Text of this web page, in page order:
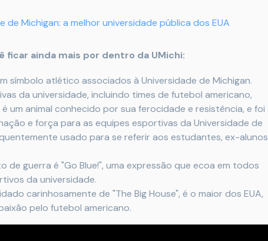
de Michigan: a melhor universidade pública dos EUA
ficar ainda mais por dentro da UMichi:
símbolo atlético associados à Universidade de Michigan.
da universidade, incluindo times de futebol americano,
um animal conhecido por sua ferocidade e resistência, e foi
e força para as equipes esportivas da Universidade de
usado para se referir aos estudantes, ex-alunos
de guerra é "Go Blue!", uma expressão que ecoa em todos
da universidade.
carinhosamente de "The Big House", é o maior dos EUA,
pelo futebol americano.